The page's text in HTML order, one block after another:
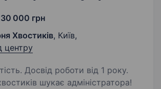
000 грн
Хвостиків, Київ,
центру
Досвід роботи від 1 року.
шукає адміністратора!